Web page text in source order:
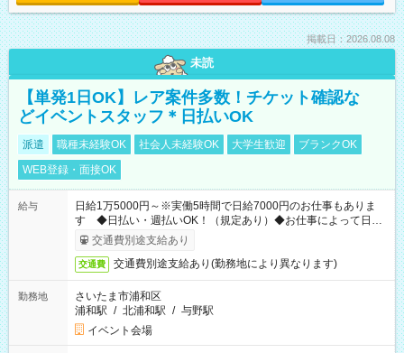
掲載日：2026.08.08
未読
【単発1日OK】レア案件多数！チケット確認な
どイベントスタッフ＊日払いOK
派遣 職種未経験OK 社会人未経験OK 大学生歓迎
ブランクOK
WEB登録・面接OK
給与
日給1万5000円～※実働5時間で日給7000円のお仕事もありま
す ◆日払い・週払いOK！（規定あり）◆お仕事によって日給
も異なります
交通費別途支給あり
交通費 交通費別途支給あり(勤務地により異なります)
勤務地
さいたま市浦和区
浦和駅 / 北浦和駅 / 与野駅
イベント会場